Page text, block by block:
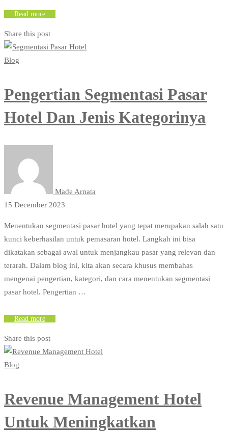
Read more
Share this post
Blog
Pengertian Segmentasi Pasar
Hotel Dan Jenis Kategorinya
Made Arnata
15 December 2023
Menentukan segmentasi pasar hotel yang tepat merupakan salah satu
kunci keberhasilan untuk pemasaran hotel. Langkah ini bisa
dikatakan sebagai awal untuk menjangkau pasar yang relevan dan
terarah. Dalam blog ini, kita akan secara khusus membahas
mengenai pengertian, kategori, dan cara menentukan segmentasi
pasar hotel. Pengertian …
Read more
Share this post
Blog
Revenue Management Hotel
Untuk Meningkatkan